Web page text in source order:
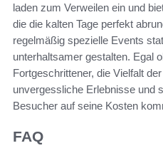
laden zum Verweilen ein und
die die kalten Tage perfekt
regelmäßig spezielle Events
unterhaltsamer gestalten. Egal
Fortgeschrittener, die Vielfalt
unvergessliche Erlebnisse und
Besucher auf seine Kosten
FAQ